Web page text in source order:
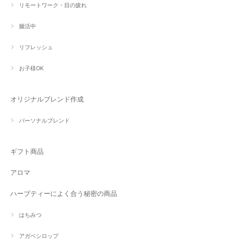
リモートワーク・目の疲れ
腸活中
リフレッシュ
お子様OK
オリジナルブレンド作成
パーソナルブレンド
ギフト商品
アロマ
ハーブティーによく合う秘密の商品
はちみつ
アガベシロップ